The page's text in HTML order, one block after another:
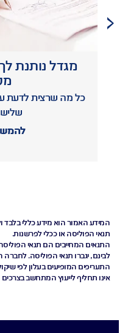
מגדל נותנת
כל מה שרצית לדעת
המידע האמור הוא מידע כללי בלבד
תנאי הפוליסה או ככלי לפרשנות.
התנאים המחייבים הם תנאי
לבינם, יגברו תנאי הפוליסה.
התעריפים המופיעים בעלון לפי
אינו תחליף לייעוץ המתחשב